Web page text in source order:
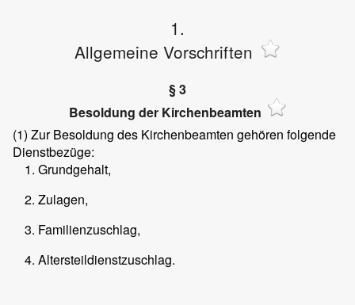
1.
Allgemeine Vorschriften
§ 3
Besoldung der Kirchenbeamten
(1) Zur Besoldung des Kirchenbeamten gehören folgende
Dienstbezüge:
Grundgehalt,
Zulagen,
Familienzuschlag,
Altersteildienstzuschlag.